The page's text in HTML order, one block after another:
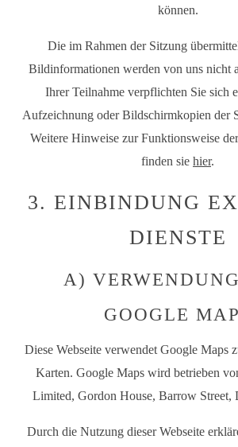
können.
Die im Rahmen der Sitzung
Bildinformationen werden von uns nicht
Ihrer Teilnahme verpflichten Sie sich
Aufzeichnung oder Bildschirmkopien der
Weitere Hinweise zur Funktionsweise
finden sie hier.
3. EINBINDUNG
DIENSTE
A)
GOOGLE
Diese Webseite verwendet Google Maps
Karten. Google Maps wird betrieben
Limited, Gordon House, Barrow Street,
Durch die Nutzung dieser Webseite